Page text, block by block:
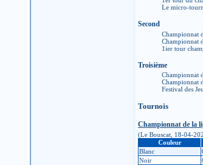
Le micro-
Second
Championnat
Championnat
1ier tour
Troisième
Championnat
Championnat
Festival des
Tournois
Championnat de la
(Le Bouscat, 18-04-
Couleur
Blanc
Noir